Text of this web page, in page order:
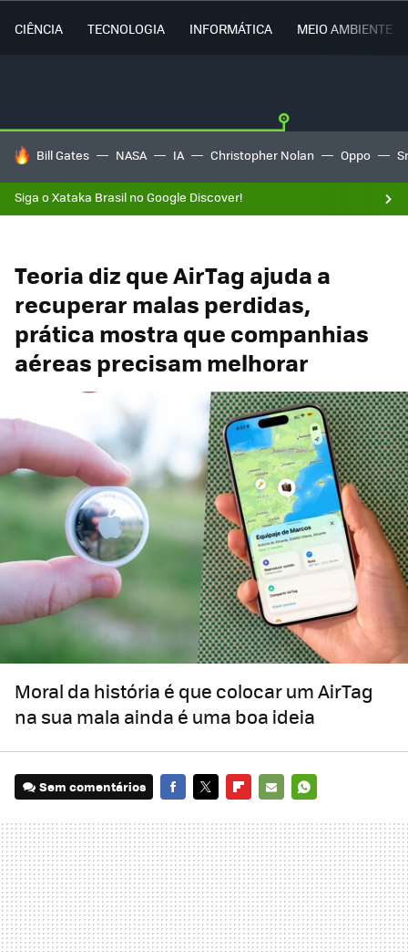
CIÊNCIA TECNOLOGIA INFORMÁTICA MEIO AMBIENTE
TENDÊNCIAS DO DIA
Bill Gates NASA IA Christopher Nolan Oppo
Siga o Xataka Brasil no Google Discover!
Teoria diz que AirTag ajuda a
recuperar malas perdidas,
prática mostra que companhias
aéreas precisam melhorar
Moral da história é que colocar um AirTag
na sua mala ainda é uma boa ideia
Sem comentários
MAIL